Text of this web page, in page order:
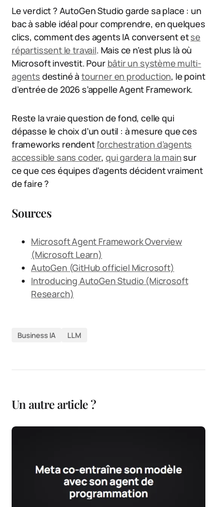
Le verdict ? AutoGen Studio garde sa place : un
bac à sable idéal pour comprendre, en quelques
clics, comment des agents IA conversent etse
répartissent le travail. Mais ce n’est plus là où
Microsoft investit. Pour bâtir un système multi-
agents destiné à tourner en production, le point
d’entrée de 2026 s’appelle Agent Framework.
Reste la vraie question de fond, celle qui
dépasse le choix d’un outil : à mesure que ces
frameworks rendent l’orchestration d’agents
accessible sans coder, qui gardera la mainsur
ce que ces équipes d’agents décident vraiment
de faire ?
Sources
Microsoft Agent Framework Overview
(Microsoft Learn)
AutoGen (GitHub officiel Microsoft)
Introducing AutoGen Studio (Microsoft
Research)
Business IA LLM
Un autre article ?